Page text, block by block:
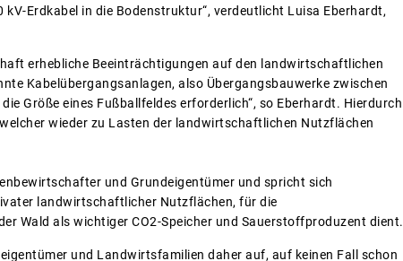
Erdkabel in die Bodenstruktur“, verdeutlicht Luisa Eberhardt,
erhebliche Beeinträchtigungen auf den landwirtschaftlichen
Kabelübergangsanlagen, also Übergangsbauwerke zwischen
Größe eines Fußballfeldes erforderlich“, so Eberhardt. Hierdurch
wieder zu Lasten der landwirtschaftlichen Nutzflächen
und Grundeigentümer und spricht sich
landwirtschaftlicher Nutzflächen, für die
Wald als wichtiger CO2-Speicher und Sauerstoffproduzent dient.
und Landwirtsfamilien daher auf, auf keinen Fall schon